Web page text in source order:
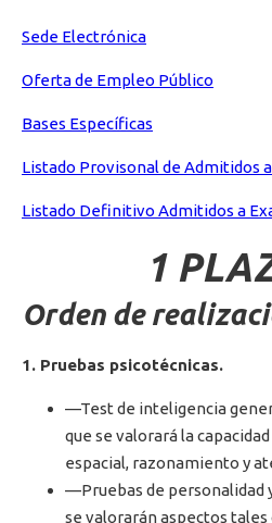
Sede Electrónica
Oferta de Empleo Público
Bases Específicas
Listado Provisonal de Admitidos
Listado Definitivo Admitidos a
1
Orden de
1. Pruebas psicotécnicas.
—Test de inteligencia
que se valorará la
espacial, razonamiento y
—Pruebas de personalidad
se valorarán aspectos